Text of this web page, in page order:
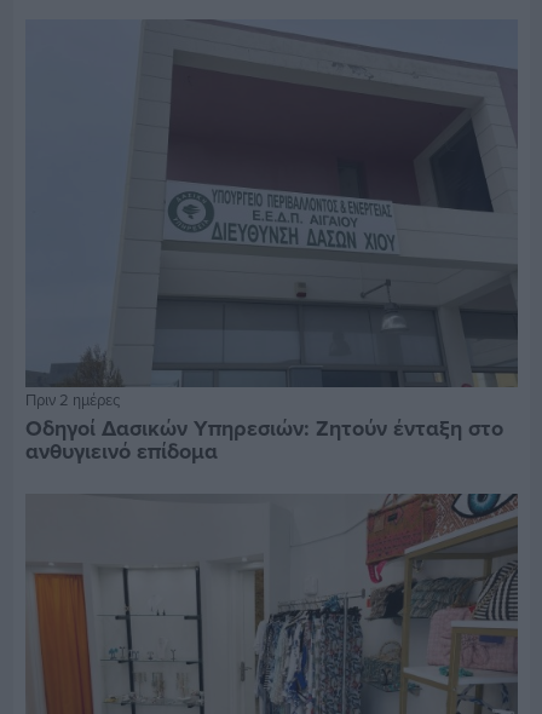
Πριν 2 ημέρες
Οδηγοί Δασικών Υπηρεσιών: Ζητούν ένταξη στο
ανθυγιεινό επίδομα